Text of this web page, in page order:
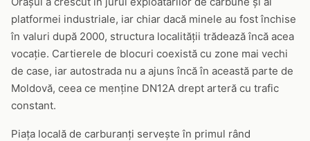
platformei industriale, iar chiar dacă minele au fost închise
în valuri după 2000, structura localității trădează încă acea
vocație. Cartierele de blocuri coexistă cu zone mai vechi
de case, iar autostrada nu a ajuns încă în această parte de
Moldovă, ceea ce menține DN12A drept arteră cu trafic
constant.
Piața locală de carburanți servește în primul rând